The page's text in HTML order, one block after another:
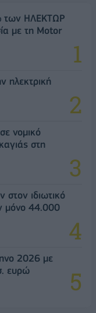
των ΗΛΕΚΤΩΡ
με τη Motor
ηλεκτρική
νομικό
στη
ιδιωτικό
μόνο 44.000
2026 με
ευρώ